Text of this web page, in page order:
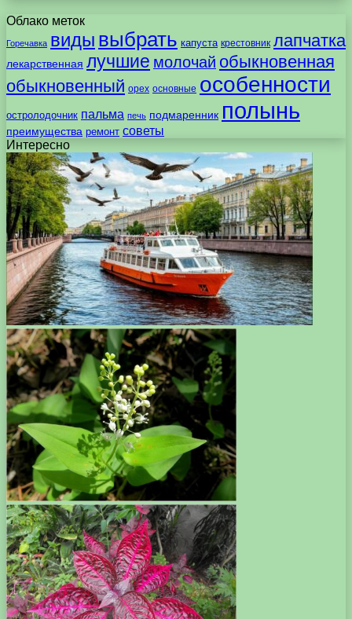
Облако меток
Горечавка виды выбрать капуста крестовник лапчатка
лекарственная лучшие молочай обыкновенная
обыкновенный орех основные особенности
остролодочник пальма печь подмаренник полынь
преимущества ремонт советы
Интересно